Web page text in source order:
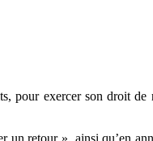
pour exercer son droit de